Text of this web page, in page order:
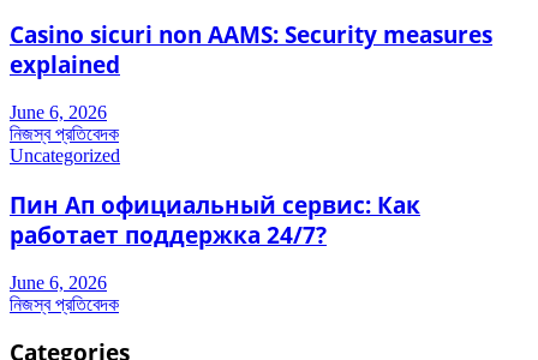
Casino sicuri non AAMS: Security measures
explained
June 6, 2026
নিজস্ব প্রতিবেদক
Uncategorized
Пин Ап официальный сервис: Как
работает поддержка 24/7?
June 6, 2026
নিজস্ব প্রতিবেদক
Categories